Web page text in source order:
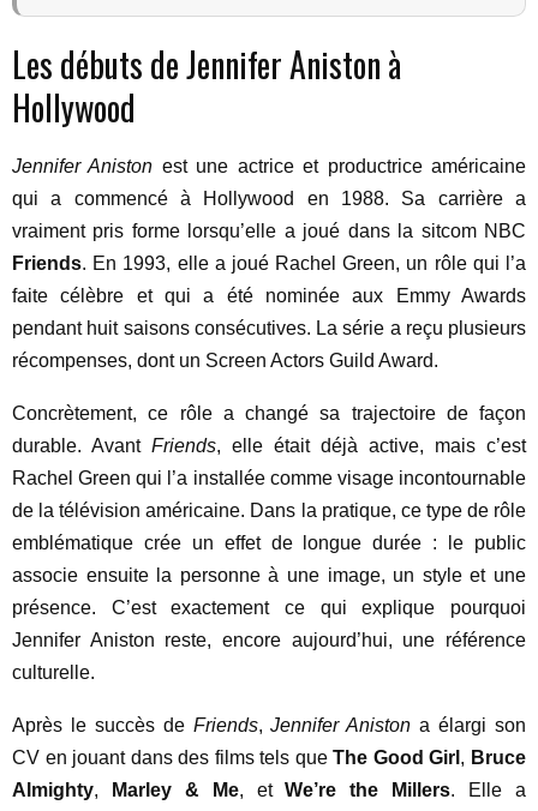
Les débuts de Jennifer Aniston à
Hollywood
Jennifer Aniston est une actrice et productrice américaine
qui a commencé à Hollywood en 1988. Sa carrière a
vraiment pris forme lorsqu’elle a joué dans la sitcom NBC
Friends. En 1993, elle a joué Rachel Green, un rôle qui l’a
faite célèbre et qui a été nominée aux Emmy Awards
pendant huit saisons consécutives. La série a reçu plusieurs
récompenses, dont un Screen Actors Guild Award.
Concrètement, ce rôle a changé sa trajectoire de façon
durable. Avant Friends, elle était déjà active, mais c’est
Rachel Green qui l’a installée comme visage incontournable
de la télévision américaine. Dans la pratique, ce type de rôle
emblématique crée un effet de longue durée : le public
associe ensuite la personne à une image, un style et une
présence. C’est exactement ce qui explique pourquoi
Jennifer Aniston reste, encore aujourd’hui, une référence
culturelle.
Après le succès de Friends,Jennifer Aniston a élargi son
CV en jouant dans des films tels queThe Good Girl , Bruce
Almighty, Marley & Me, etWe’re the Millers. Elle a